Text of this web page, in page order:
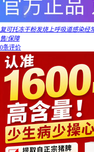
复可托冻干粉发烧上呼吸道感染经
售/保障
0条评价